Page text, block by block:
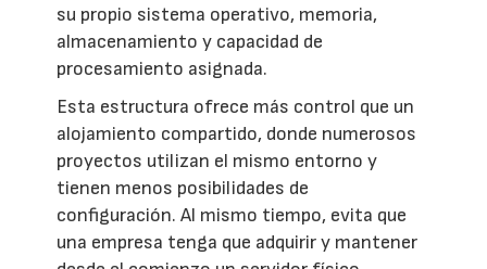
su propio sistema operativo, memoria,
almacenamiento y capacidad de
procesamiento asignada.
Esta estructura ofrece más control que un
alojamiento compartido, donde numerosos
proyectos utilizan el mismo entorno y
tienen menos posibilidades de
configuración. Al mismo tiempo, evita que
una empresa tenga que adquirir y mantener